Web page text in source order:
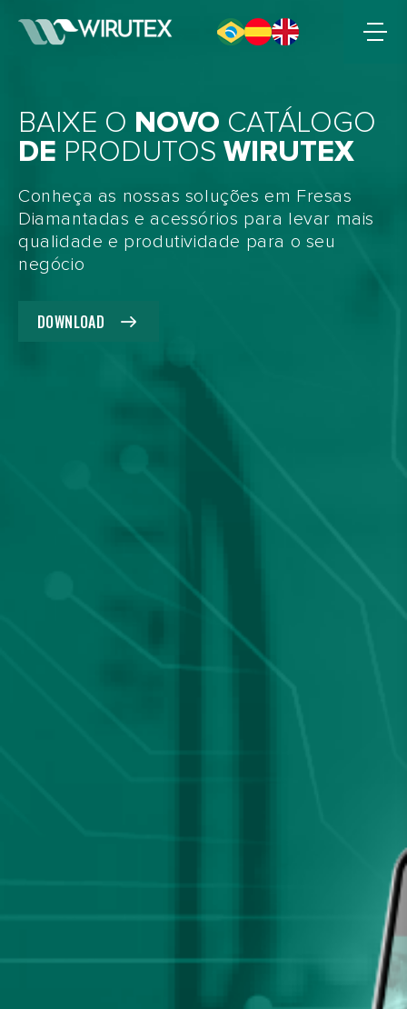
BAIXE O NOVO CATÁLOGO
DE PRODUTOS WIRUTEX
Conheça as nossas soluções em Fresas
Diamantadas e acessórios para levar mais
qualidade e produtividade para o seu
negócio
DOWNLOAD